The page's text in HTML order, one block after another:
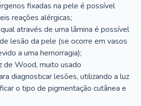
fixadas na pele é possível
reações alérgicas;
através de uma lâmina é possível
lesão da pele (se ocorre em vasos
a uma hemorragia);
de Wood, muito usado
diagnosticar lesões, utilizando a luz
o tipo de pigmentação cutânea e